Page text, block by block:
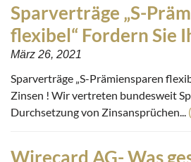
Sparverträge „S-
flexibel“ Fordern Sie
März 26, 2021
Sparverträge „S-Prämiensparen
Zinsen ! Wir vertreten bundesweit
Durchsetzung von Zinsansprüchen...
Wirecard AG- Was